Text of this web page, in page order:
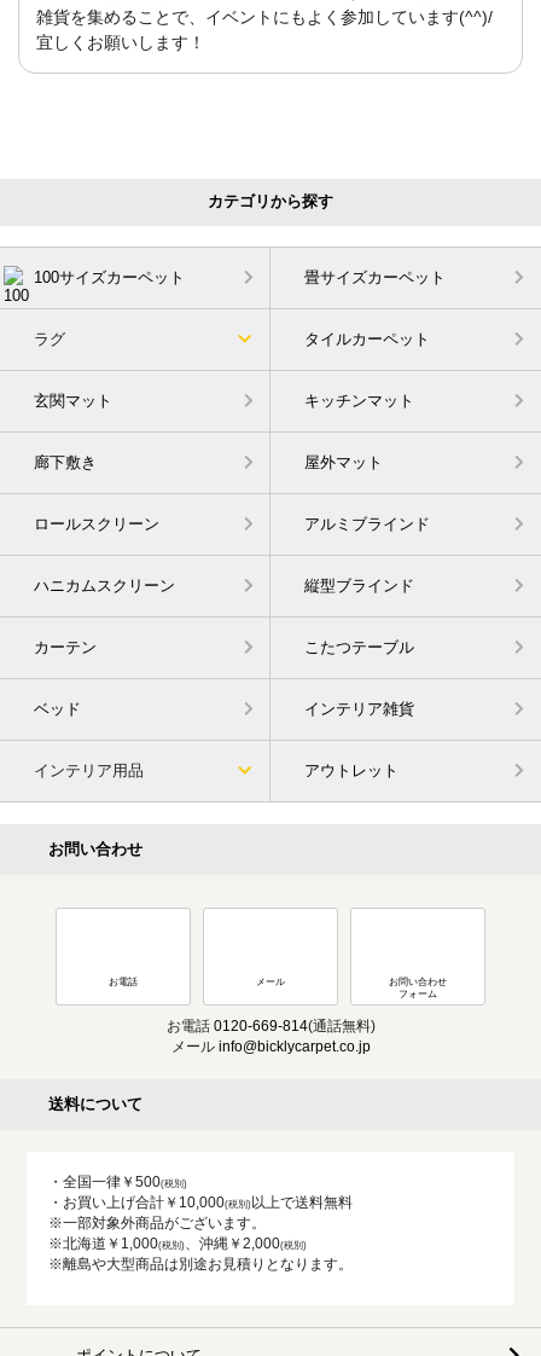
雑貨を集めることで、イベントにもよく参加しています(^^)/
宜しくお願いします！
カテゴリから探す
100サイズカーペット 畳サイズカーペット
ラグ タイルカーペット
玄関マット キッチンマット
廊下敷き 屋外マット
ロールスクリーン アルミブラインド
ハニカムスクリーン 縦型ブラインド
カーテン こたつテーブル
ベッド インテリア雑貨
インテリア用品 アウトレット
お問い合わせ
お電話 メール
お問い合わせ
フォーム
お電話 0120-669-814(通話無料)
メール info@bicklycarpet.co.jp
送料について
・全国一律￥500
・お買い上げ合計￥10,000
以上で送料無料
※一部対象外商品がございます。
※北海道￥1,000
、沖縄￥2,000
※離島や大型商品は別途お見積りとなります。